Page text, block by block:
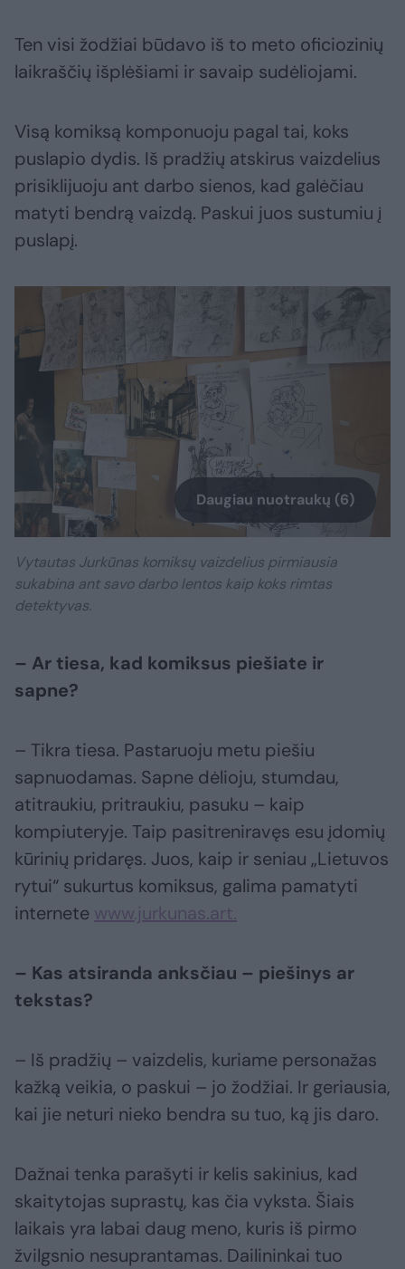
Ten visi žodžiai būdavo iš to meto oficiozinių
laikraščių išplėšiami ir savaip sudėliojami.
Visą komiksą komponuoju pagal tai, koks
puslapio dydis. Iš pradžių atskirus vaizdelius
prisiklijuoju ant darbo sienos, kad galėčiau
matyti bendrą vaizdą. Paskui juos sustumiu į
puslapį.
Daugiau nuotraukų (6)
Vytautas Jurkūnas komiksų vaizdelius pirmiausia
sukabina ant savo darbo lentos kaip koks rimtas
detektyvas.
– Ar tiesa, kad komiksus piešiate ir
sapne?
– Tikra tiesa. Pastaruoju metu piešiu
sapnuodamas. Sapne dėlioju, stumdau,
atitraukiu, pritraukiu, pasuku – kaip
kompiuteryje. Taip pasitreniravęs esu įdomių
kūrinių pridaręs. Juos, kaip ir seniau „Lietuvos
rytui“ sukurtus komiksus, galima pamatyti
internete www.jurkunas.art.
– Kas atsiranda anksčiau – piešinys ar
tekstas?
– Iš pradžių – vaizdelis, kuriame personažas
kažką veikia, o paskui – jo žodžiai. Ir geriausia,
kai jie neturi nieko bendra su tuo, ką jis daro.
Dažnai tenka parašyti ir kelis sakinius, kad
skaitytojas suprastų, kas čia vyksta. Šiais
laikais yra labai daug meno, kuris iš pirmo
žvilgsnio nesuprantamas. Dailininkai tuo